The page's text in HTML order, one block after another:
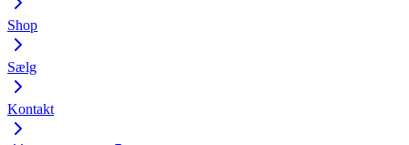
Shop
Sælg
Kontakt